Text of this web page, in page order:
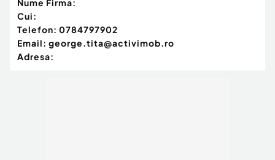
Nume Firma:
Cui:
Telefon: 0784797902
Email: george.tita@activimob.ro
Adresa: